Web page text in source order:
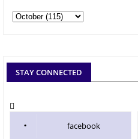
STAY CONNECTED
facebook